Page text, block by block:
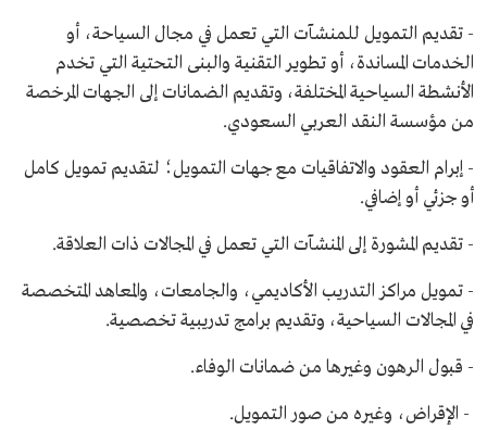
- تقديم التمويل للمنشآت التي تعمل في مجال السياحة، أو
الخدمات المساندة، أو تطوير التقنية والبنى التحتية التي تخدم
الأنشطة السياحية المختلفة، وتقديم الضمانات إلى الجهات المرخصة
من مؤسسة النقد العربي السعودي.
- إبرام العقود والاتفاقيات مع جهات التمويل؛ لتقديم تمويل كامل
أو جزئي أو إضافي.
- تقديم المشورة إلى المنشآت التي تعمل في المجالات ذات العلاقة.
- تمويل مراكز التدريب الأكاديمي، والجامعات، والمعاهد المتخصصة
في المجالات السياحية، وتقديم برامج تدريبية تخصصية.
- قبول الرهون وغيرها من ضمانات الوفاء.
- الإقراض، وغيره من صور التمويل.